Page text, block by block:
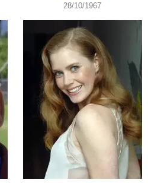
28/10/1967